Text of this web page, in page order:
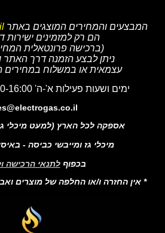
המבצעים והמחירים המוצגים באתר
הם רק למזמינים ישירות
(ברכישה פרונטאלית
ניתן לבצע הזמנה דרך האתר
עצמאית או במשלוח במחירים
ימים ושעות פעילות א'-ה' 8:00-16:00 (בשישי סגור)
אספקה לכל הארץ (למעט מיכלי
מיכלי גז ומייבשי כביסה -
בכפוף לתנאי הרכישה
* אין החזרה ו/או החלפה של מוצרים